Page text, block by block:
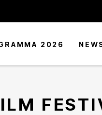
2026